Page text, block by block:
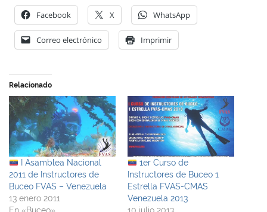
Facebook X WhatsApp
Correo electrónico Imprimir
Relacionado
I Asamblea Nacional
2011 de Instructores de
Buceo FVAS – Venezuela
13 enero 2011
1er Curso de
Instructores de Buceo 1
Estrella FVAS-CMAS
Venezuela 2013